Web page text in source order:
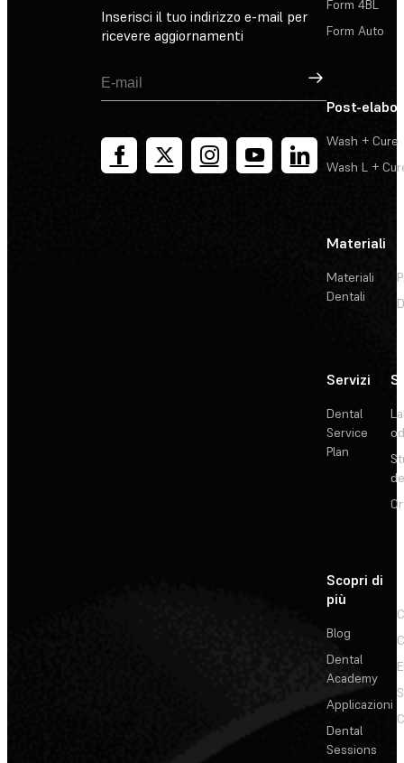
Inserisci il tuo indirizzo e-mail per
ricevere aggiornamenti
Registrati
Form 4BL
Form Auto
Post-
Wash + Cure
Wash L +
Materiali
Materiali
Dentali
Servizi
Dental
Service
Plan
Scopri di
più
Blog
Dental
Academy
Applicazioni
Dental
Sessions